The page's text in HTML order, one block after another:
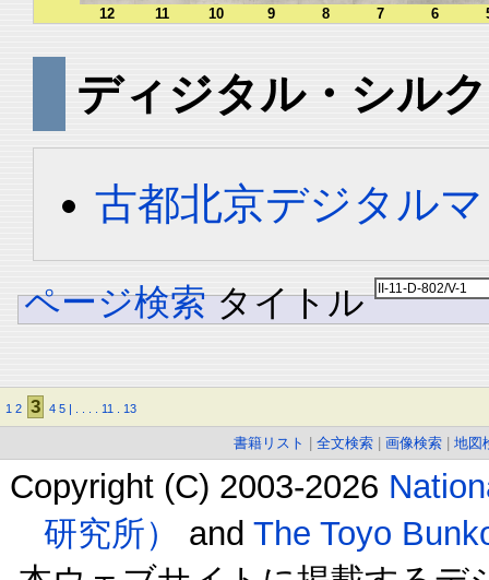
12
11 10 9 8 7 6
ディジタル・シル
古都北京デジタル
ページ検索 タイトル
1 2 3 4 5 | 11 13
書籍リスト 全文検索 画像検索 地図
Copyright (C) 2003-2026
研究所）
and The Toyo